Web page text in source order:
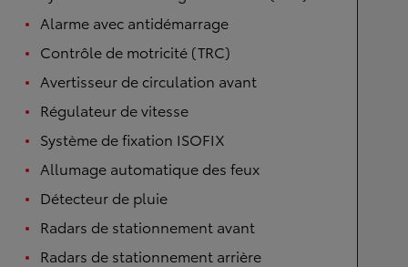
Alarme avec antidémarrage
Contrôle de motricité (TRC)
Avertisseur de circulation avant
Régulateur de vitesse
Système de fixation ISOFIX
Allumage automatique des feux
Détecteur de pluie
Radars de stationnement avant
Radars de stationnement arrière